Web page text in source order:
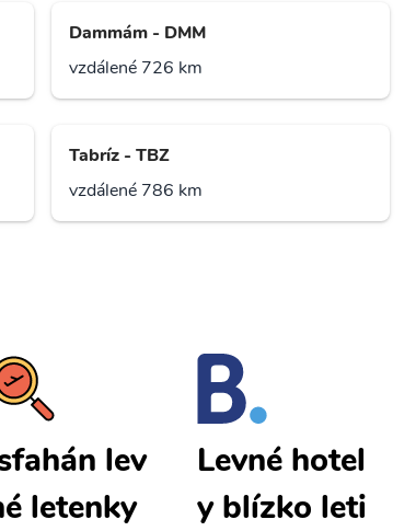
Dammám - DMM
vzdálené 726 km
Tabríz - TBZ
vzdálené 786 km
lev
letenky
Levné hotel
y blízko leti